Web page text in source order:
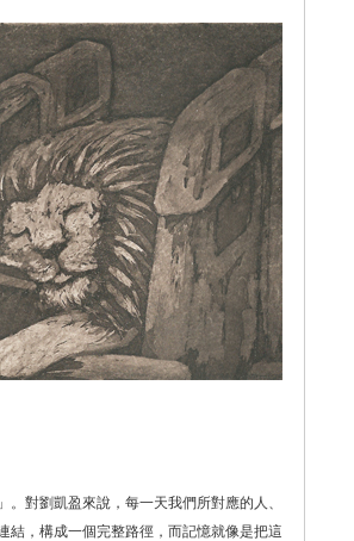
對劉凱盈來說，每一天我們所對應的人、
結，構成一個完整路徑，而記憶就像是把這